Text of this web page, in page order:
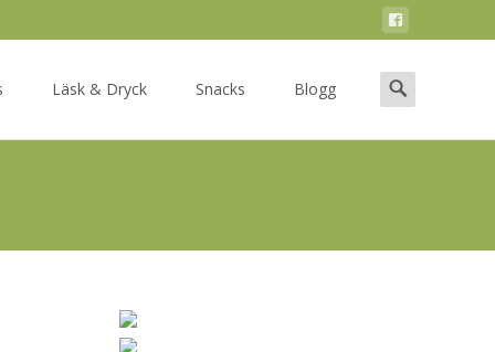
Läsk & Dryck Snacks Blogg
Search
for: